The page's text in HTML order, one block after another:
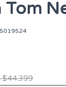
Tom
$44.399